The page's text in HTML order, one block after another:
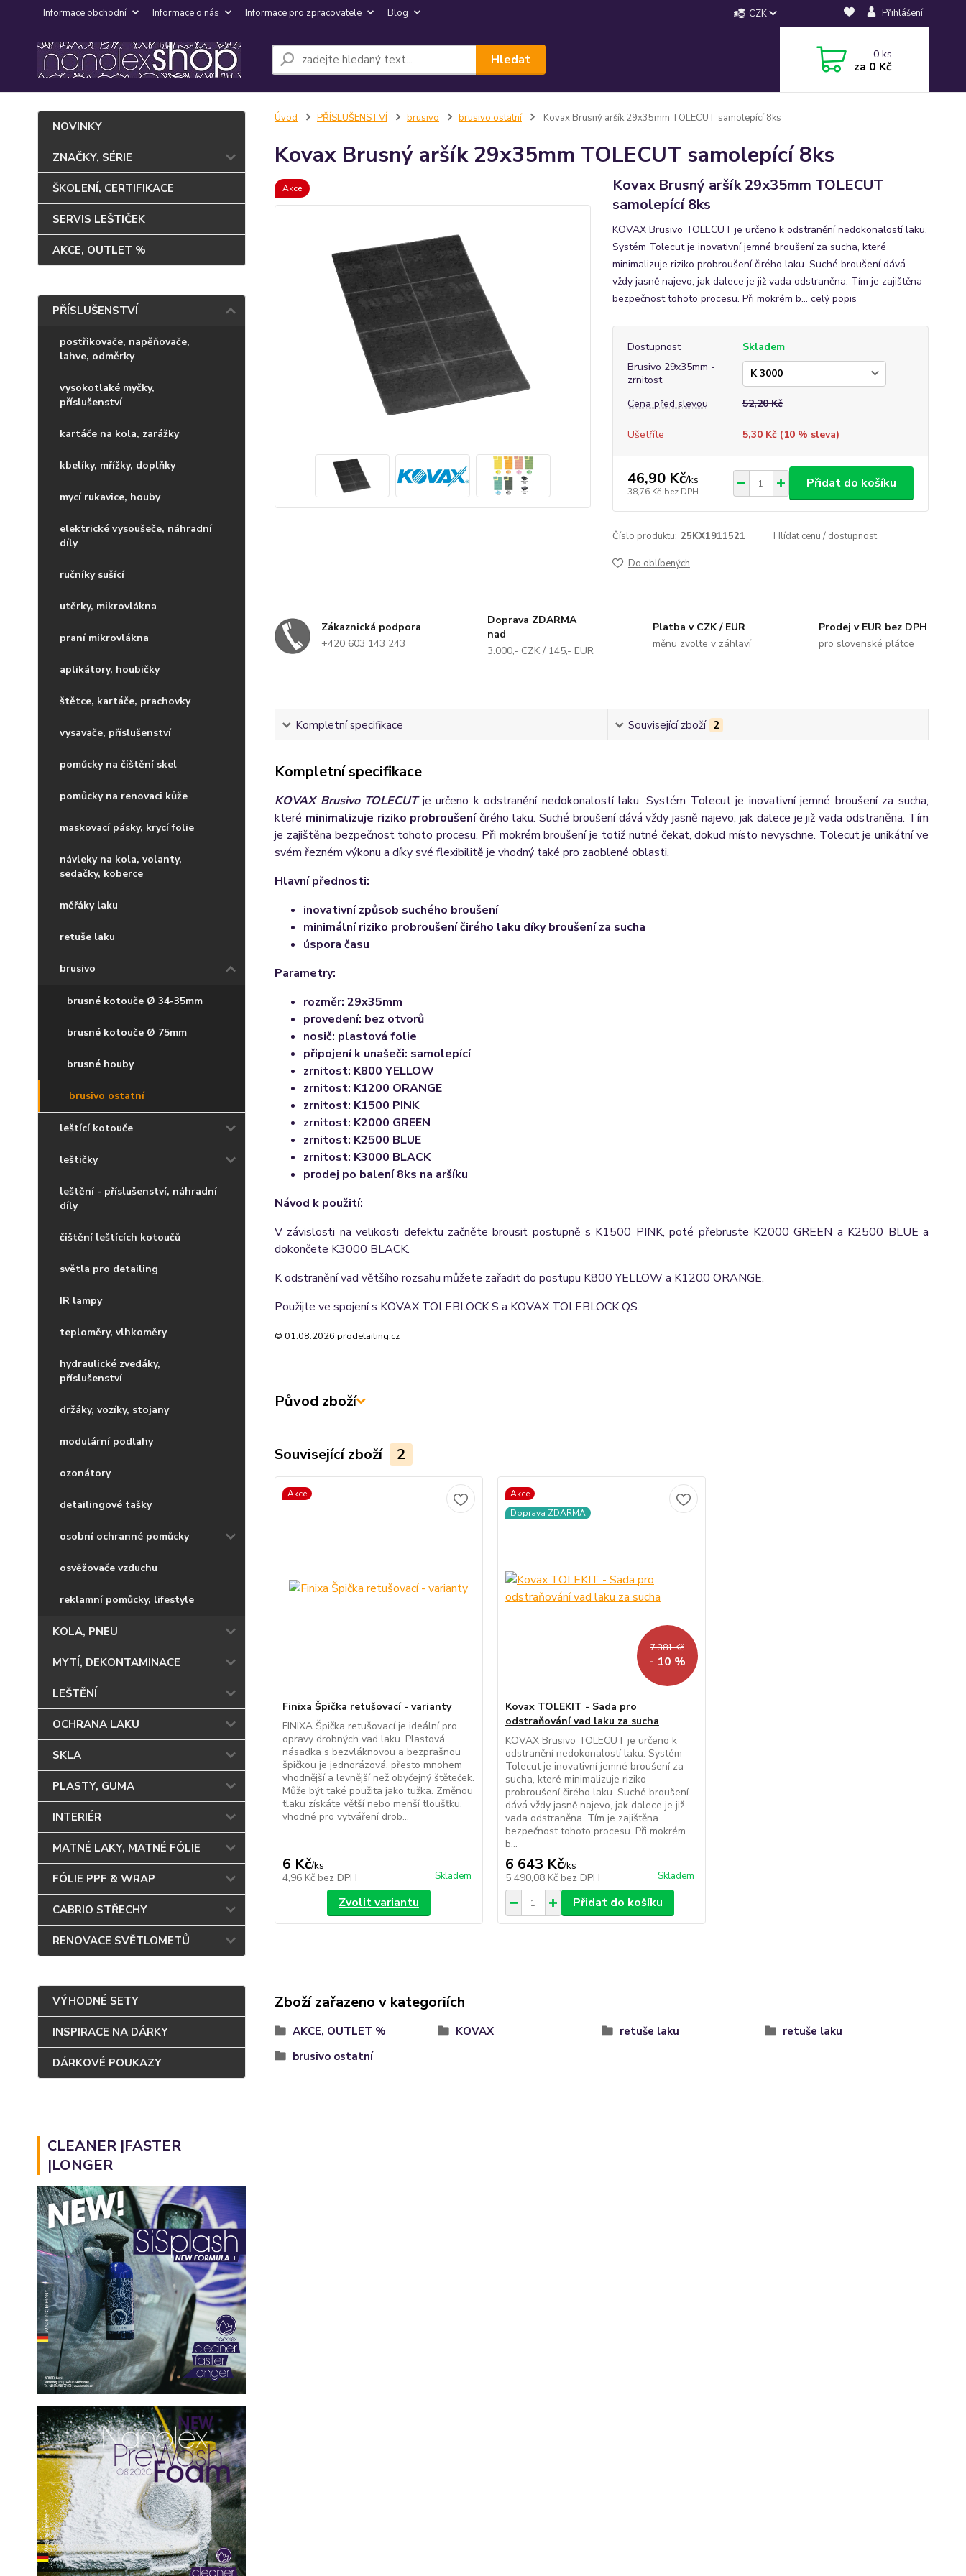
Informace obchodní Informace o nás Informace pro zpracovatele Blog CZK Přihlášení
Hledat 0ks
za 0 Kč
NOVINKY
ZNAČKY, SÉRIE
ŠKOLENÍ, CERTIFIKACE
SERVIS LEŠTIČEK
AKCE, OUTLET %
PŘÍSLUŠENSTVÍ
postřikovače, napěňovače,
lahve, odměrky
vysokotlaké myčky,
příslušenství
kartáče na kola, zarážky
kbelíky, mřížky, doplňky
mycí rukavice, houby
elektrické vysoušeče, náhradní
díly
ručníky sušící
utěrky, mikrovlákna
praní mikrovlákna
aplikátory, houbičky
štětce, kartáče, prachovky
vysavače, příslušenství
pomůcky na čištění skel
pomůcky na renovaci kůže
maskovací pásky, krycí folie
návleky na kola, volanty,
sedačky, koberce
měřáky laku
retuše laku
brusivo
brusné kotouče Ø 34-35mm
brusné kotouče Ø 75mm
brusné houby
brusivo ostatní
leštící kotouče
leštičky
leštění - příslušenství, náhradní
díly
čištění leštících kotoučů
světla pro detailing
IR lampy
teploměry, vlhkoměry
hydraulické zvedáky,
příslušenství
držáky, vozíky, stojany
modulární podlahy
ozonátory
detailingové tašky
osobní ochranné pomůcky
osvěžovače vzduchu
reklamní pomůcky, lifestyle
KOLA, PNEU
MYTÍ, DEKONTAMINACE
LEŠTĚNÍ
OCHRANA LAKU
SKLA
PLASTY, GUMA
INTERIÉR
MATNÉ LAKY, MATNÉ FÓLIE
FÓLIE PPF & WRAP
CABRIO STŘECHY
RENOVACE SVĚTLOMETŮ
VÝHODNÉ SETY
INSPIRACE NA DÁRKY
DÁRKOVÉ POUKAZY
CLEANER |FASTER
|LONGER
Úvod PŘÍSLUŠENSTVÍ brusivo brusivo ostatní Kovax Brusný aršík 29x35mm TOLECUT samolepící 8ks
Kovax Brusný aršík 29x35mm TOLECUT samolepící 8ks
Akce
Kovax Brusný aršík 29x35mm TOLECUT
samolepící 8ks
KOVAX Brusivo TOLECUT je určeno k odstranění nedokonalostí laku.
Systém Tolecut je inovativní jemné broušení za sucha, které
minimalizuje riziko probroušení čirého laku. Suché broušení dává
vždy jasně najevo, jak dalece je již vada odstraněna. Tím je zajištěna
bezpečnost tohoto procesu. Při mokrém b... celý popis
Dostupnost
Skladem
Brusivo 29x35mm -
zrnitost
Cena před slevou
52,20 Kč
Ušetříte 5,30 Kč (10% sleva)
46,90 Kč/ks
38,76 Kč bez DPH
Přidat do košíku
Číslo produktu: 25KX1911521 Hlídat cenu / dostupnost
Do oblíbených
Zákaznická podpora
+420 603 143 243
Doprava ZDARMA
nad
3.000,- CZK / 145,- EUR
Platba v CZK / EUR
měnu zvolte v záhlaví
Prodej v EUR bez DPH
pro slovenské plátce
Kompletní specifikace Související zboží 2
Kompletní specifikace
KOVAX Brusivo TOLECUTje určeno k odstranění nedokonalostí laku. Systém Tolecut je inovativní jemné broušení za sucha,
které minimalizuje riziko probroušeníčirého laku. Suché broušení dává vždy jasně najevo, jak dalece je již vada odstraněna. Tím
je zajištěna bezpečnost tohoto procesu. Při mokrém broušení je totiž nutné čekat, dokud místo nevyschne. Tolecut je unikátní ve
svém řezném výkonu a díky své flexibilitě je vhodný také pro zaoblené oblasti.
Hlavní přednosti:
inovativní způsob suchého broušení
minimální riziko probroušení čirého laku díky broušení za sucha
úspora času
Parametry:
rozměr: 29x35mm
provedení: bez otvorů
nosič: plastová folie
připojení k unašeči: samolepící
zrnitost: K800 YELLOW
zrnitost: K1200 ORANGE
zrnitost: K1500 PINK
zrnitost: K2000 GREEN
zrnitost: K2500 BLUE
zrnitost: K3000 BLACK
prodej po balení 8ks na aršíku
Návod k použití:
V závislosti na velikosti defektu začněte brousit postupně s K1500 PINK, poté přebruste K2000 GREEN a K2500 BLUE a
dokončete K3000 BLACK.
K odstranění vad většího rozsahu můžete zařadit do postupu K800 YELLOW a K1200 ORANGE.
Použijte ve spojení s KOVAX TOLEBLOCK S a KOVAX TOLEBLOCK QS.
© 01.08.2026 prodetailing.cz
Původ zboží
Související zboží 2
Akce
Finixa Špička retušovací - varianty
FINIXA Špička retušovací je ideální pro
opravy drobných vad laku. Plastová
násadka s bezvláknovou a bezprašnou
špičkou je jednorázová, přesto mnohem
vhodnější a levnější než obyčejný štěteček.
Může být také použita jako tužka. Změnou
tlaku získáte větší nebo menší tloušťku,
vhodné pro vytváření drob...
6 Kč/ks
4,96 Kč bez DPH Skladem
Zvolit variantu
Akce
Doprava ZDARMA
7 381 Kč
- 10 %
Kovax TOLEKIT - Sada pro
odstraňování vad laku za sucha
KOVAX Brusivo TOLECUT je určeno k
odstranění nedokonalostí laku. Systém
Tolecut je inovativní jemné broušení za
sucha, které minimalizuje riziko
probroušení čirého laku. Suché broušení
dává vždy jasně najevo, jak dalece je již
vada odstraněna. Tím je zajištěna
bezpečnost tohoto procesu. Při mokrém
b...
6 643 Kč/ks
5 490,08 Kč bez DPH Skladem
Přidat do košíku
Zboží zařazeno v kategoriích
AKCE, OUTLET % KOVAX retuše laku
retuše laku
brusivo ostatní